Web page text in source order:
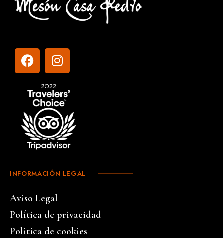
INFORMACIÓN LEGAL
Aviso Legal
Política de privacidad
Politica de cookies